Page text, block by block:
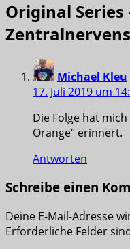
Original Series
Michael Kleu
17. Juli 2019 um
Die Folge hat
Orange“ erinnert.
Antworten
Schreibe einen
Deine E-Mail-Adresse
Erforderliche Felder